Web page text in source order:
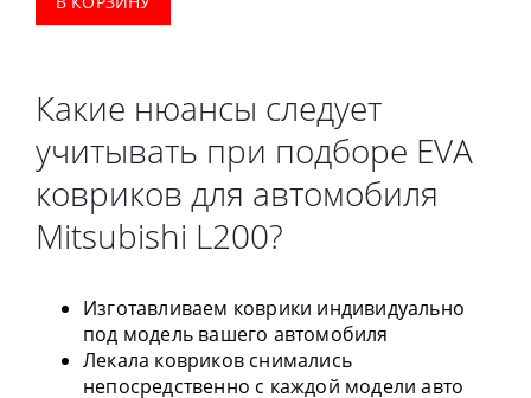
Какие нюансы следует
учитывать при подборе EVA
ковриков для автомобиля
Mitsubishi L200?
Изготавливаем коврики индивидуально
под модель вашего автомобиля
Лекала ковриков снимались
непосредственно с каждой модели авто